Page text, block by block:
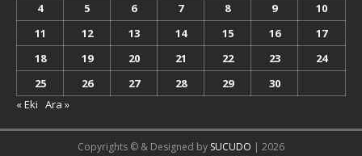
4
5 6 7 8 9
10
11
12 13 14 15 16
17
18
19 20 21 22 23
24
25
26 27 28 29
30
« Eki Ara »
Copyrights © & Designed by SUCUDO | 2026